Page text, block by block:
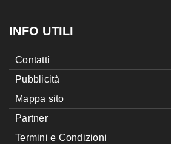
INFO UTILI
Contatti
Pubblicità
Mappa sito
Partner
Termini e Condizioni